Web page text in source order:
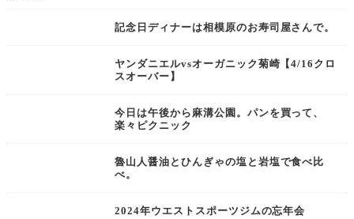
記念日ディナーは相模原のお寿司屋さんで。
ヤンダニエルvsオーガニック菊崎【4/16クロ
スオーバー】
今日は午後から麻溝公園。パンを買って、
楽々ピクニック
魯山人醤油とひんぎゃの塩と岩塩で食べ比
べ。
2024年ウエストスポーツジムの忘年会